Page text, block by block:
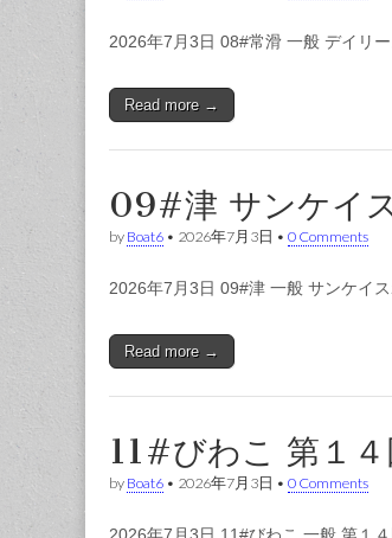
2026年7月3日 08#常滑 一般 デイリ
Read more →
09#津 サンケイ
by Boat6 • 2026年7月3日 • 0 Comments
2026年7月3日 09#津 一般 サンケイ
Read more →
11#びわこ 第１
by Boat6 • 2026年7月3日 • 0 Comments